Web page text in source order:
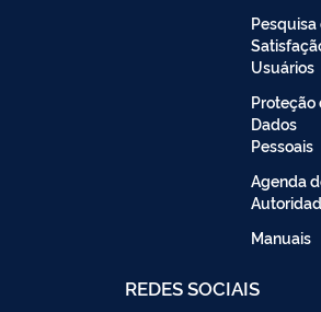
Pesquisa
Usuários
Proteção
Dados
Pessoais
Agenda
Manuais
REDES SOCIAIS